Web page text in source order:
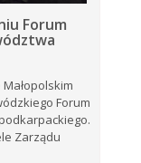
Forum
Forum
Zarządu